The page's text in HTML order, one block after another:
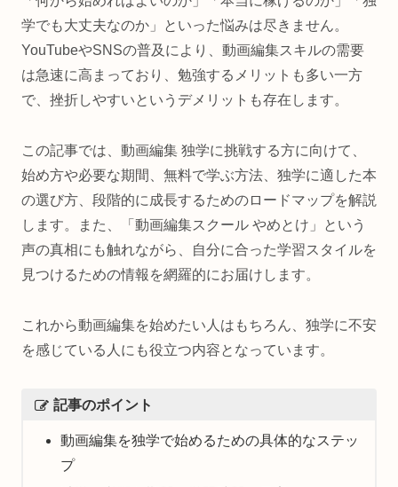
学でも大丈夫なのか」といった悩みは尽きません。
YouTubeやSNSの普及により、動画編集スキルの需要
は急速に高まっており、勉強するメリットも多い一方
で、挫折しやすいというデメリットも存在します。
この記事では、動画編集 独学に挑戦する方に向けて、
始め方や必要な期間、無料で学ぶ方法、独学に適した本
の選び方、段階的に成長するためのロードマップを解説
します。また、「動画編集スクール やめとけ」という
声の真相にも触れながら、自分に合った学習スタイルを
見つけるための情報を網羅的にお届けします。
これから動画編集を始めたい人はもちろん、独学に不安
を感じている人にも役立つ内容となっています。
記事のポイント
動画編集を独学で始めるための具体的なステッ
プ